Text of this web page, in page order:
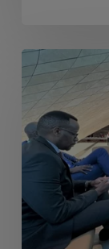
Mesyuarat
Sampingan
Uganda
Development
Bank